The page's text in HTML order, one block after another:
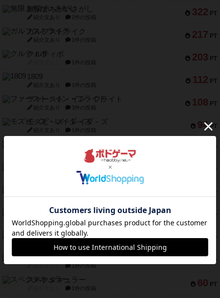
322 PT
無限まちがいさがし
紹介文あり 2件の投稿
217 PT
ガルフストライク
紹介文あり 1件の投稿
203 PT
クルティボ
1件の投稿
112 PT
1809
紹介文あり 1件の投稿
108 PT
ファースト・イン・フライト
紹介文あり 3件の投稿
94 PT
モズビ－ズ・レイダ－ズ
紹介文あり 1件の投稿
PT
2件の投稿
PT
2件の投稿
PT
紹介文あり 8件の投稿
PT
リスボン・トラム 28
紹介文あり 9件の投稿
73 PT
アマナイト
PT
ブラヴェスト
紹介文なし 1件の投稿
60 PT
スペクタキュラー
1件の投稿